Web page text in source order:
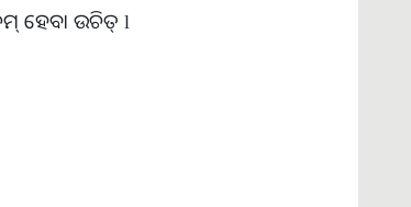
ହେବା ଉଚିତ୍ l